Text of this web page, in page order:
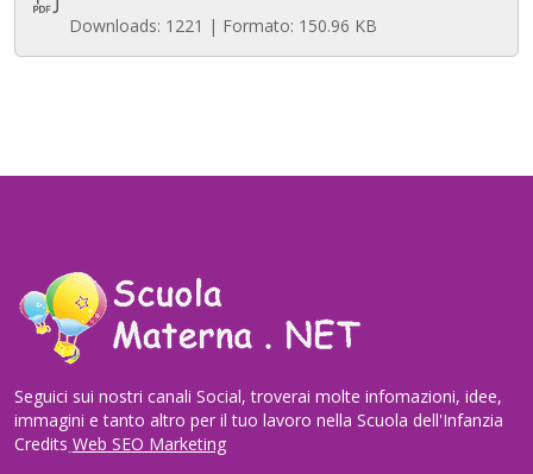
Downloads: 1221 | Formato: 150.96 KB
Seguici sui nostri canali Social, troverai molte infomazioni, idee,
immagini e tanto altro per il tuo lavoro nella Scuola dell'Infanzia
Credits Web SEO Marketing